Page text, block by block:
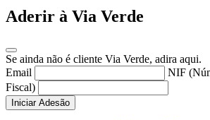
Aderir à Via Verde
Se ainda não é cliente Via Verde, adira aqui.
Email
NIF
Fiscal)
Iniciar Adesão